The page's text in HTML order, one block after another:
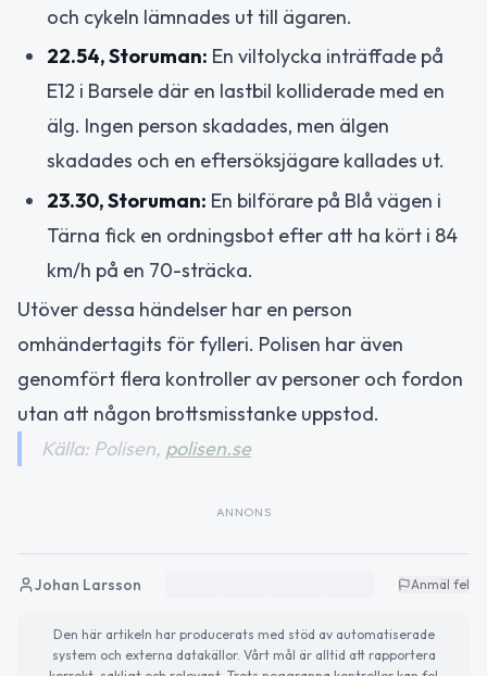
och cykeln lämnades ut till ägaren.
22.54, Storuman: En viltolycka inträffade på
E12 i Barsele där en lastbil kolliderade med en
älg. Ingen person skadades, men älgen
skadades och en eftersöksjägare kallades ut.
23.30, Storuman: En bilförare på Blå vägen i
Tärna fick en ordningsbot efter att ha kört i 84
km/h på en 70-sträcka.
Utöver dessa händelser har en person
omhändertagits för fylleri. Polisen har även
genomfört flera kontroller av personer och fordon
utan att någon brottsmisstanke uppstod.
Källa: Polisen, polisen.se
ANNONS
Johan Larsson Anmäl fel
Den här artikeln har producerats med stöd av automatiserade
system och externa datakällor. Vårt mål är alltid att rapportera